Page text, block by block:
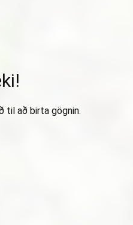
til að birta gögnin.